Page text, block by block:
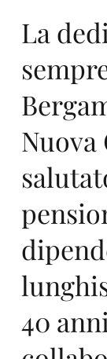
La
Nuova
40
l